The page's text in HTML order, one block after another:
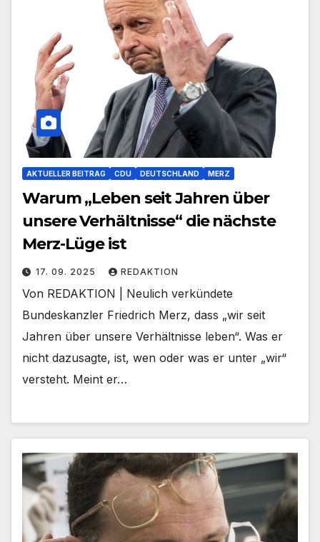
AKTUELLER BEITRAG CDU DEUTSCHLAND MERZ
Warum „Leben seit Jahren über
unsere Verhältnisse“ die nächste
Merz-Lüge ist
17. 09. 2025 REDAKTION
Von REDAKTION | Neulich verkündete
Bundeskanzler Friedrich Merz, dass „wir seit
Jahren über unsere Verhältnisse leben“. Was er
nicht dazusagte, ist, wen oder was er unter „wir“
versteht. Meint er…